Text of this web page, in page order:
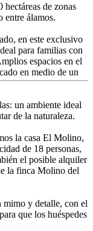
de zonas
entre álamos.
en este exclusivo
para familias con
espacios en el
en medio de un
un ambiente ideal
de la naturaleza.
la casa El Molino,
de 18 personas,
el posible alquiler
la finca Molino del
mimo y detalle, con el
que los huéspedes